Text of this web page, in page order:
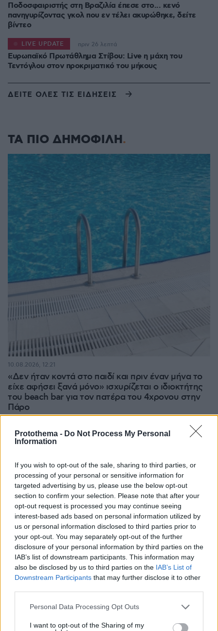
Protothema - Do Not Process My Personal
Information
If you wish to opt-out of the sale, sharing to third parties, or
processing of your personal or sensitive information for
targeted advertising by us, please use the below opt-out
section to confirm your selection. Please note that after your
opt-out request is processed you may continue seeing
interest-based ads based on personal information utilized by
us or personal information disclosed to third parties prior to
your opt-out. You may separately opt-out of the further
disclosure of your personal information by third parties on the
IAB’s list of downstream participants. This information may
also be disclosed by us to third parties on the IAB’s List of
Downstream Participants that may further disclose it to other
Please note that this website/app uses one or more Google
not limited to your visit or usage behaviour. You may click to
Personal Data Processing Opt Outs
I want to opt-out of the Sharing of my
Ποδοσφαιριστής στη Βραζιλία έπεσε στο... κενό
πανηγυρίζοντας γκολ που εν τέλει ακυρώθηκε, δείτε
βίντεο
Ευρωπαϊκό Πρωτάθλημα Στίβου: Live η μάχη του
Τεντόγλου στον προκριματικό του μήκους
LIVE UPDATE πριν 26 λεπτά
ΔΕΙΤΕ ΟΛΕΣ ΤΙΣ ΕΙΔΗΣΕΙΣ
ΤΑ ΠΙΟ ΔΗΜΟΦΙΛΗ
«Δεν ήταν κοντά στο παιδί και πριν έναν μήνα το
είχε αφήσει ξανά μόνο» ισχυρίζεται ο ιδιοκτήτης
του beach bar για τον πατέρα του 4χρονου στην
Πάρο
10.08.2026, 12:21